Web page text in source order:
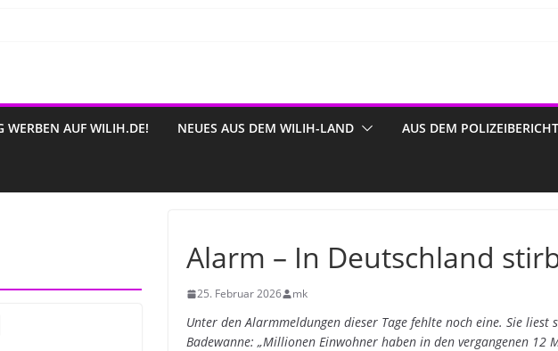
WERBEN AUF WILIH.DE! NEUES AUS DEM WILIH-LAND AUS DEM POLIZEIBERICHT
Alarm – In Deutschland
25. Februar 2026 mk
Unter den Alarmmeldungen dieser Tage fehlte noch eine. Sie liest
Badewanne: „Millionen Einwohner haben in den vergangenen 12